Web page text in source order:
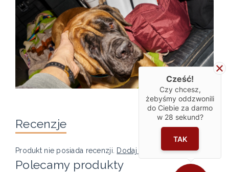
Recenzje
Produkt nie posiada recenzji. Dodaj recenzję
Polecamy produkty
Cześć!
Czy chcesz,
żebyśmy oddzwonili
do Ciebie za darmo
w 28 sekund?
TAK